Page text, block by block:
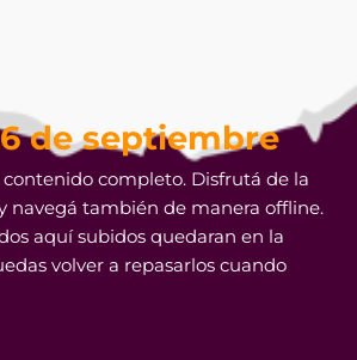
de septiembre
completo. Disfrutá de la
navegá también de manera offline.
aquí subidos quedaran en la
volver a repasarlos cuando